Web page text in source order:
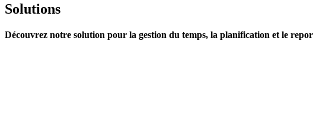
Solutions
Découvrez notre solution pour la gestion du temps, la planification et le